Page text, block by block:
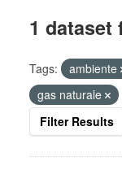
1 dataset
Tags: ambiente
gas naturale
Filter Results